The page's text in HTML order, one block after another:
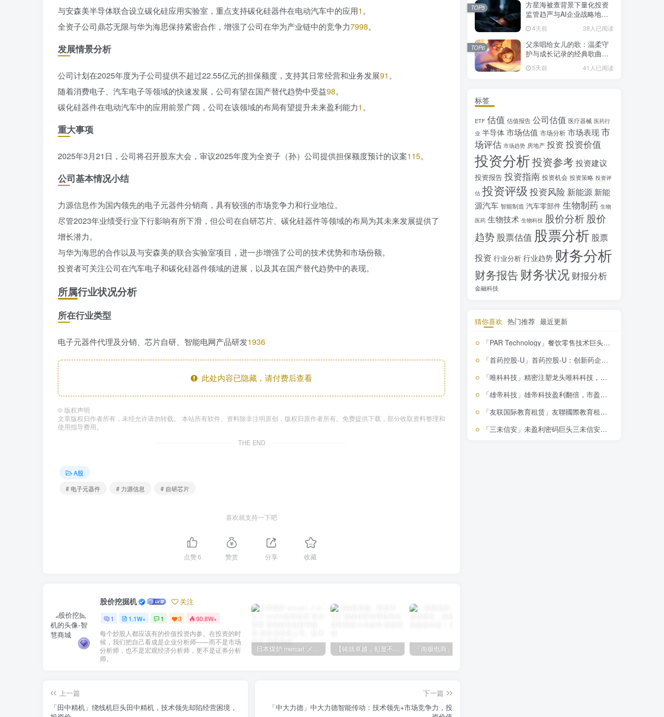
与安森美半导体联合设立碳化硅应用实验室，重点支持碳化硅器件在电动汽车中的应用1。
全资子公司鼎芯无限与华为海思保持紧密合作，增强了公司在华为产业链中的竞争力7998。
发展情景分析
公司计划在2025年度为子公司提供不超过22.55亿元的担保额度，支持其日常经营和业务发展91。
随着消费电子、汽车电子等领域的快速发展，公司有望在国产替代趋势中受益98。
碳化硅器件在电动汽车中的应用前景广阔，公司在该领域的布局有望提升未来盈利能力1。
重大事项
2025年3月21日，公司将召开股东大会，审议2025年度为全资子（孙）公司提供担保额度预计的议案115。
公司基本情况小结
力源信息作为国内领先的电子元器件分销商，具有较强的市场竞争力和行业地位。
尽管2023年业绩受行业下行影响有所下滑，但公司在自研芯片、碳化硅器件等领域的布局为其未来发展提供了
增长潜力。
与华为海思的合作以及与安森美的联合实验室项目，进一步增强了公司的技术优势和市场份额。
投资者可关注公司在汽车电子和碳化硅器件领域的进展，以及其在国产替代趋势中的表现。
所属行业状况分析
所在行业类型
电子元器件代理及分销、芯片自研、智能电网产品研发1936
此处内容已隐藏，请付费后查看
© 版权声明
文章版权归作者所有，未经允许请勿转载。 本站所有软件、资料除非注明原创，版权归原作者所有。免费提供下载，部分收取资料整理和
使用指导费用。
THE END
A股
# 电子元器件
# 力源信息 # 自研芯片
喜欢就支持一下吧
点赞6 赞赏 分享 收藏
股价挖掘机 关注
1 1.1W+ 1 3 90.8W+
每个炒股人都应该有的价值投资内参。在投资的时
候，我们把自己看成是企业分析师——而不是市场
分析师，也不是宏观经济分析师，更不是证券分析
师。
日本煤炉 mercari メルカリ cookie提取技术 安卓 苹果 雷电模拟器都可提取,指纹浏览器上号。技术支持 【铸就卓越，彰显不凡】顶级财富管理机构专属官网设计与咨询
上一篇
「田中精机」绕线机巨头田中精机，技术领先却陷经营困境，
下一篇
「中大力德」中大力德智能传动：技术领先+市场竞争力，投
方星海被查背景下量化投资
监管趋严与AI企业战略地位
4天前 38人已阅读
TOP5
父亲唱给女儿的歌：温柔守
护与成长记录的经典歌曲推
荐 5天前 41人已阅读
TOP6
标签
ETF 估值 估值报告 公司估值 医疗器械 医药行
业 半导体市场估值 市场分析 市场表现市
场评估 市场趋势 房地产 投资 投资价值
投资分析投资参考 投资建议
投资报告 投资指南 投资机会 投资策略 投资评
估 投资评级 投资风险 新能源 新能
源汽车 智能制造 汽车零部件 生物制药 生物
医药 生物技术 生物科技 股价分析 股价
趋势 股票估值 股票分析 股票
投资 行业分析 行业趋势 财务分析
财务报告 财务状况财报分析
金融科技
猜你喜欢 热门推荐 最近更新
「PAR Technology」餐饮零售技术巨头PAR，战略收购驱动增长，投资价值解析
「首药控股-U」首药控股-U：创新药企的潜力与风险，投资需谨慎
「唯科科技」精密注塑龙头唯科科技，营收翻倍增长，新能源布局引关注，投资价值解析！
「雄帝科技」雄帝科技盈利翻倍，市盈率211.02，投资风险你敢忽视？
「友联国际教育租赁」友聯國際教育租賃01563爆款股票分析秘
「三未信安」未盈利密码巨头三未信安，市场回暖能否逆风翻盘？